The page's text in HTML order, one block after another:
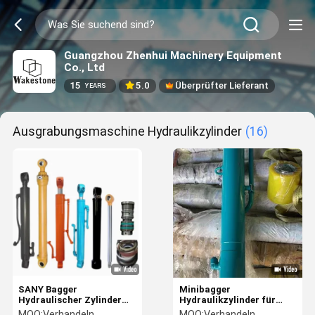
Guangzhou Zhenhui Machinery Equipment
Co., Ltd
15 YEARS 5.0 Überprüfter Lieferant
Ausgrabungsmaschine Hydraulikzylinder (16)
SANY Bagger
Hydraulischer Zylinder
für SY55C SY75C SY125
Minibagger
Hydraulikzylinder für
Yanmar 30